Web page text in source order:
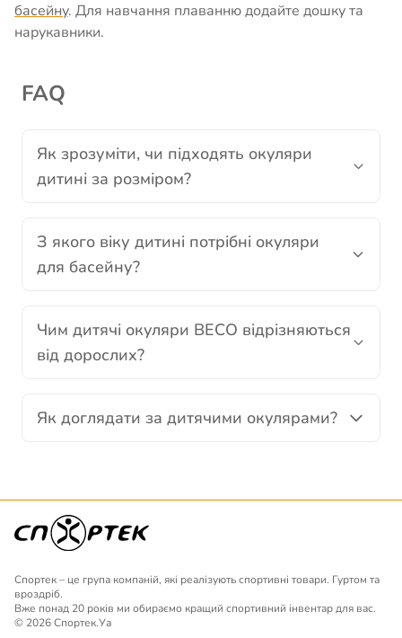
басейну. Для навчання плаванню додайте дошкута
нарукавники.
FAQ
Як зрозуміти, чи підходять окуляри
дитині за розміром?
З якого віку дитині потрібні окуляри
для басейну?
Чим дитячі окуляри BECO відрізняються
від дорослих?
Як доглядати за дитячими окулярами?
Спортек – це група компаній, які реалізують спортивні товари. Гуртом та
вроздріб.
Вже понад 20 років ми обираємо кращий спортивний інвентар для вас.
© 2026 Спортек.Уа